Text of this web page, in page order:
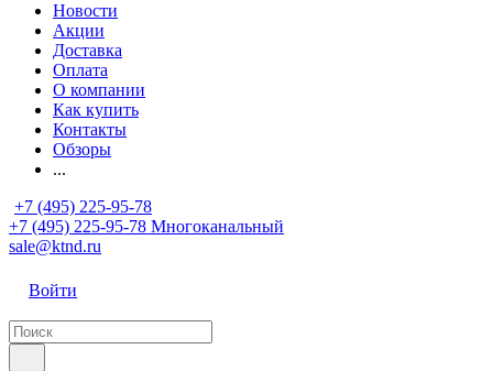
Новости
Акции
Доставка
Оплата
О компании
Как купить
Контакты
Обзоры
...
+7 (495) 225-95-78
+7 (495) 225-95-78 Многоканальный
sale@ktnd.ru
Войти